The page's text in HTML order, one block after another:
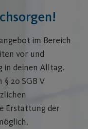
im Bereich
vor und
in deinen Alltag.
20 SGB V
Erstattung der